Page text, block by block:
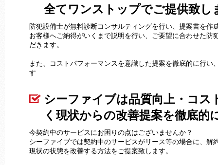
全てワンストップでご提供致し
防犯設備士が無料診断コンサルティングを行い、提案書を作
お客様へご納得がいくまで説明を行い、ご要望に合わせた防
だきます。
また、コストパフォーマンスを意識した提案を徹底的に行い
す
シーファイブは品質向上・コス
く現状からの改善提案を徹底的
今契約中のサービスにお困りの点はございませんか？
シーファイブでは契約中のサービスがリース等の場合に、解
現状の状態を改善する方法をご提案致します。